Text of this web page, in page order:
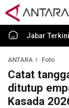
Jabar Terkini
ANTARA Foto
Catat
ditutup
Kasada